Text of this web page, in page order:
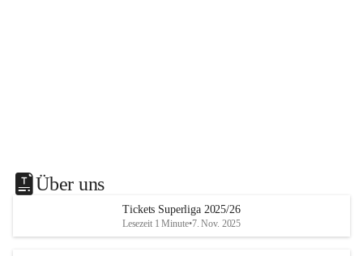
Über uns
Tickets Superliga 2025/26
Lesezeit 1 Minute•7. Nov. 2025